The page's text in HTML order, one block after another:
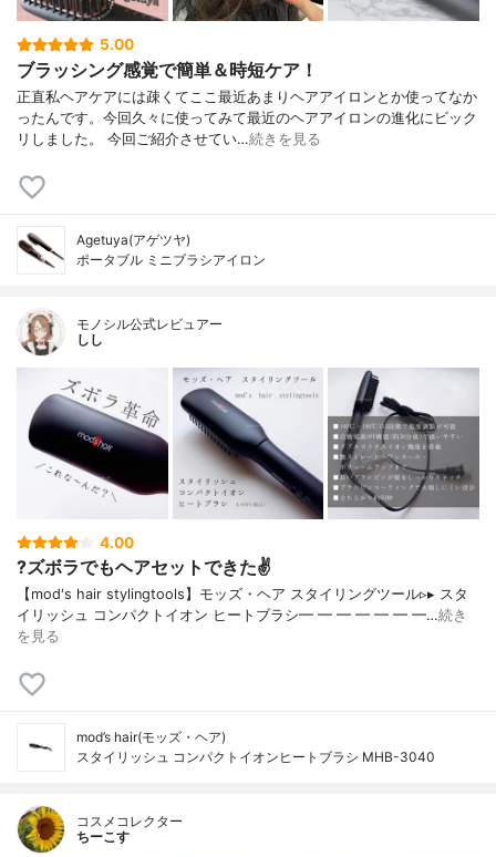
5.00
ブラッシング感覚で簡単＆時短ケア！
正直私ヘアケアには疎くてここ最近あまりヘアアイロンとか使ってなか
ったんです。今回久々に使ってみて最近のヘアアイロンの進化にビック
リしました。 今回ご紹介させてい…続きを見る
Agetuya(アゲツヤ)
ポータブル ミニブラシアイロン
モノシル公式レビュアー
しし
4.00
?ズボラでもヘアセットできた✌️
【mod's hair stylingtools】モッズ・ヘア スタイリングツール▹▸ スタ
イリッシュ コンパクトイオン ヒートブラシ━ ━ ━ ━ ━ ━ ━…続き
を見る
mod’s hair(モッズ・ヘア)
スタイリッシュ コンパクトイオンヒートブラシ MHB-3040
コスメコレクター
ちーこす